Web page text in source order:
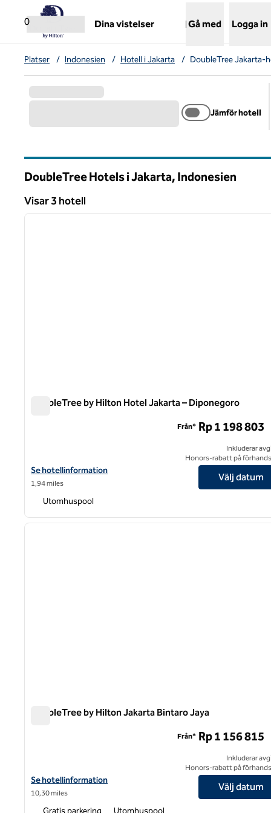
Gå vidare till innehållet
0
Dina vistelser Gå med Logga in
Platser / Indonesien / Hotell i Jakarta / DoubleTree Jakarta-
Jämför hotell
DoubleTree Hotels i Jakarta, Indonesien
Visar 3 hotell
Visar 3 hotell
1 av 12
DoubleTree by Hilton Hotel Jakarta – Diponegoro
Visa hotelluppgifter för DoubleTree by Hilton Hotel Jakarta –
Se hotellinformation
1,94 miles
Från* Rp 1 198 803
Inkluderar
Honors-rabatt på
Välj datum
Utomhuspool
1 av 12
DoubleTree by Hilton Jakarta Bintaro Jaya
Visa hotelluppgifter för DoubleTree by Hilton Jakarta Bintaro Jaya
Se hotellinformation
10,30 miles
Från* Rp 1 156 815
Inkluderar
Honors-rabatt på
Välj datum